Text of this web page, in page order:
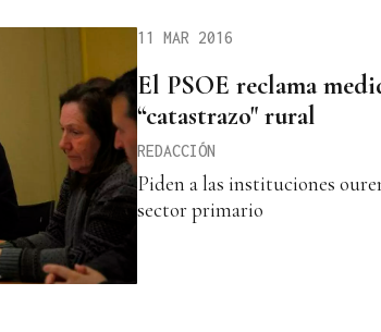
11 MAR 2016
El PSOE reclama
“catastrazo" rural
REDACCIÓN
Piden a las instituciones
sector primario